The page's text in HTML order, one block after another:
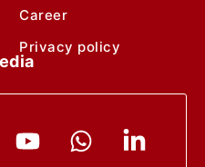
Career
Privacy policy